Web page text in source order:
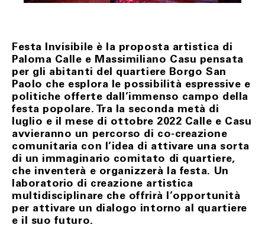
Festa Invisibile è la proposta artistica di
Paloma Calle e Massimiliano Casu pensata
per gli abitanti del quartiere Borgo San
Paolo che esplora le possibilità espressive e
politiche offerte dall’immenso campo della
festa popolare. Tra la seconda metà di
luglio e il mese di ottobre 2022 Calle e Casu
avvieranno un percorso di co-creazione
comunitaria con l’idea di attivare una sorta
di un immaginario comitato di quartiere,
che inventerà e organizzerà la festa. Un
laboratorio di creazione artistica
multidisciplinare che offrirà l’opportunità
per attivare un dialogo intorno al quartiere
e il suo futuro.